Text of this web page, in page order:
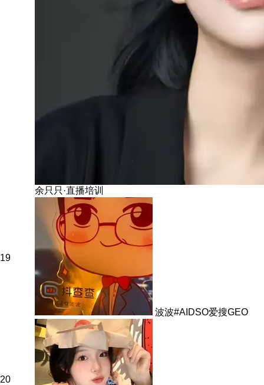
余只只·直播培训
19
波波#AIDSO爱搜GEO
20